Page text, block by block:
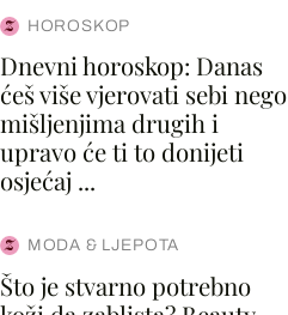
HOROSKOP
Dnevni horoskop: Danas
ćeš više vjerovati sebi nego
mišljenjima drugih i
upravo će ti to donijeti
osjećaj ...
MODA & LJEPOTA
Što je stvarno potrebno